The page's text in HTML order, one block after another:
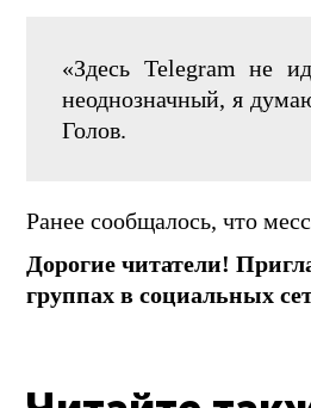
«Здесь Telegram не
неоднозначный, я
Голов.
Ранее сообщалось, что
Дорогие читатели!
группах в социальных